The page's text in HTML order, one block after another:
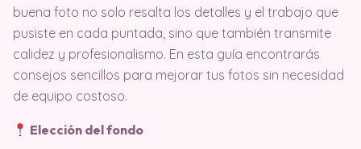
buena foto no solo resalta los detalles y el trabajo que
pusiste en cada puntada, sino que también transmite
calidez y profesionalismo. En esta guía encontrarás
consejos sencillos para mejorar tus fotos sin necesidad
de equipo costoso.
Elección del fondo